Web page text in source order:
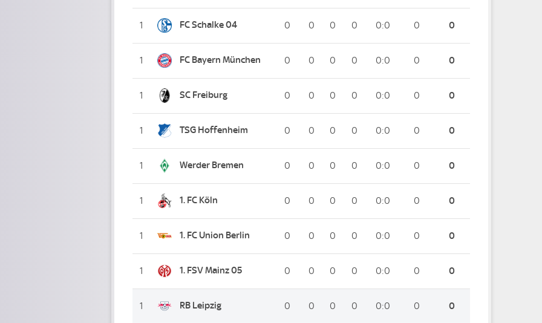
1 FC Schalke 04 0 0 0 0 0:0 0 0
1 FC Bayern München 0 0 0 0 0:0 0 0
1 SC Freiburg 0 0 0 0 0:0 0 0
1 TSG Hoffenheim 0 0 0 0 0:0 0 0
1 Werder Bremen 0 0 0 0 0:0 0 0
1 1. FC Köln 0 0 0 0 0:0 0 0
1 1. FC Union Berlin 0 0 0 0 0:0 0 0
1 1. FSV Mainz 05 0 0 0 0 0:0 0 0
1 RB Leipzig 0 0 0 0 0:0 0 0